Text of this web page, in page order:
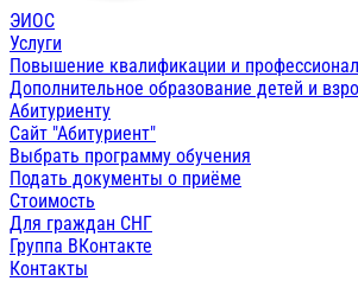
ЭИОС
Услуги
Повышение квалификации и
Дополнительное образование детей и
Абитуриенту
Сайт "Абитуриент"
Выбрать программу обучения
Подать документы о приёме
Стоимость
Для граждан СНГ
Группа ВКонтакте
Контакты